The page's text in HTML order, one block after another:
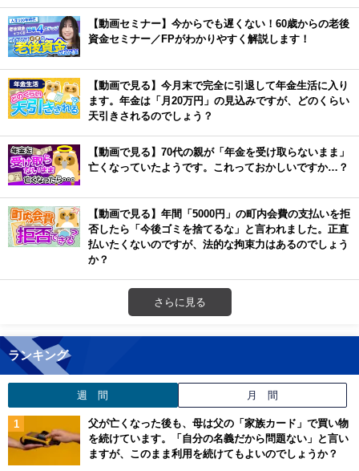
【動画セミナー】今からでも遅くない！60歳からの老後
資金セミナー／FPがわかりやすく解説します！
【動画で見る】今月末で完全に引退して年金生活に入り
ます。年金は「月20万円」の見込みですが、どのくらい
天引きされるのでしょう？
【動画で見る】70代の親が「年金を受け取らないまま」
亡くなっていたようです。これっておかしいですか…？
【動画で見る】年間「5000円」の町内会費の支払いを拒
否したら「今後ゴミを捨てるな」と言われました。正直
払いたくないのですが、法的な拘束力はあるのでしょう
か？
さらに見る
ランキング
週 間 月 間
父が亡くなった後も、母は父の「家族カード」で買い物
を続けています。「自分の名義だから問題ない」と言い
ますが、このまま利用を続けてもよいのでしょうか？